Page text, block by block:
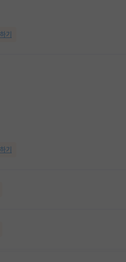
기
기